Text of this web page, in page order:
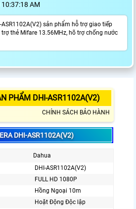
AM
sản phẩm hỗ trợ giao tiếp
thẻ Mifare 13.56MHz, hõ trợ chống nước
PHẨM DHI-ASR1102A(V2)
CHÍNH SÁCH BẢO HÀNH
DHI-ASR1102A(V2)
Dahua
DHI-ASR1102A(V2)
FULL HD 1080P
Hồng Ngoại 10m
Hoặt Động Độc lập